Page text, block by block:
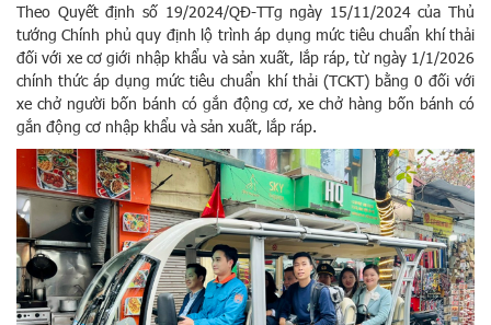
Theo Quyết định số 19/2024/QĐ-TTg ngày 15/11/2024 của Thủ
tướng Chính phủ quy định lộ trình áp dụng mức tiêu chuẩn khí thải
đối với xe cơ giới nhập khẩu và sản xuất, lắp ráp, từ ngày 1/1/2026
chính thức áp dụng mức tiêu chuẩn khí thải (TCKT) bằng 0 đối với
xe chở người bốn bánh có gắn động cơ, xe chở hàng bốn bánh có
gắn động cơ nhập khẩu và sản xuất, lắp ráp.